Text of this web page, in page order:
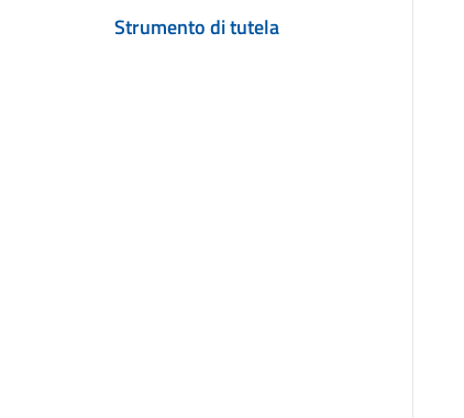
Strumento di tutela